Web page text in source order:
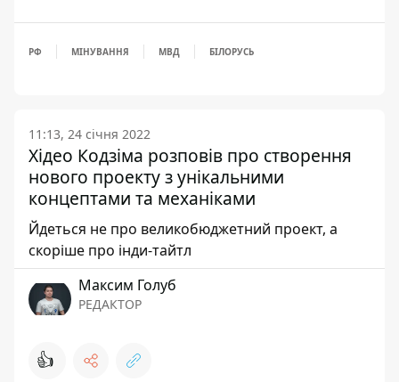
РФ МІНУВАННЯ МВД БІЛОРУСЬ
11:13, 24 січня 2022
Хідео Кодзіма розповів про створення
нового проекту з унікальними
концептами та механіками
Йдеться не про великобюджетний проект, а
скоріше про інди-тайтл
Максим Голуб
РЕДАКТОР
👍